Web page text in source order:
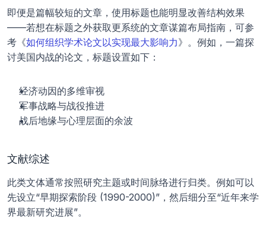
即便是篇幅较短的文章，使用标题也能明显改善结构效果
——若想在标题之外获取更系统的文章谋篇布局指南，可参
考《如何组织学术论文以实现最大影响力》。例如，一篇探
讨美国内战的论文，标题设置如下：
经济动因的多维审视
军事战略与战役推进
战后地缘与心理层面的余波
文献综述
此类文体通常按照研究主题或时间脉络进行归类。例如可以
先设立“早期探索阶段 (1990-2000)”，然后细分至“近年来学
界最新研究进展”。